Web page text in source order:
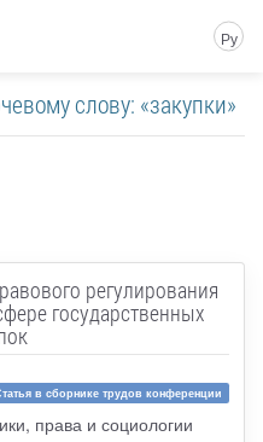
Ру
слову: «закупки»
регулирования
государственных
в сборнике трудов конференции
права и социологии